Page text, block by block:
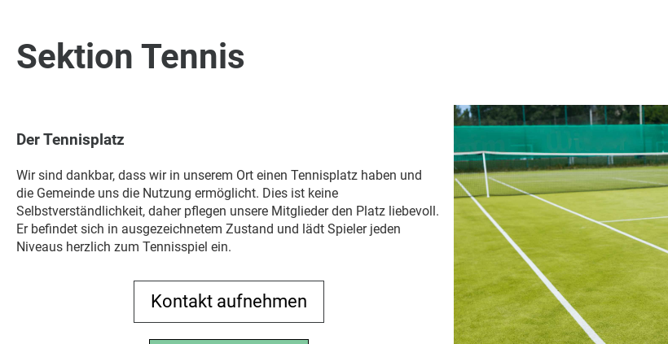
Sektion Tennis
Der Tennisplatz
Wir sind dankbar, dass wir in unserem Ort einen Tennisplatz haben und
die Gemeinde uns die Nutzung ermöglicht. Dies ist keine
Selbstverständlichkeit, daher pflegen unsere Mitglieder den Platz liebevoll.
Er befindet sich in ausgezeichnetem Zustand und lädt Spieler jeden
Niveaus herzlich zum Tennisspiel ein.
Kontakt aufnehmen